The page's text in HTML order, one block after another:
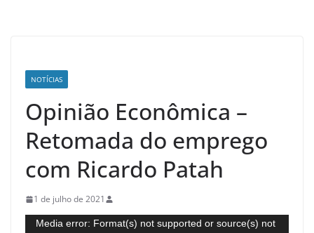
NOTÍCIAS
Opinião Econômica –
Retomada do emprego
com Ricardo Patah
1 de julho de 2021
Tocador
Media error: Format(s) not supported or source(s) not